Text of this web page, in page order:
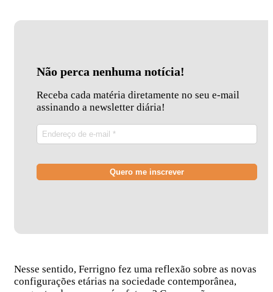
Não perca nenhuma notícia!
Receba cada matéria diretamente no seu e-mail
assinando a newsletter diária!
Nesse sentido, Ferrigno fez uma reflexão sobre as novas
configurações etárias na sociedade contemporânea,